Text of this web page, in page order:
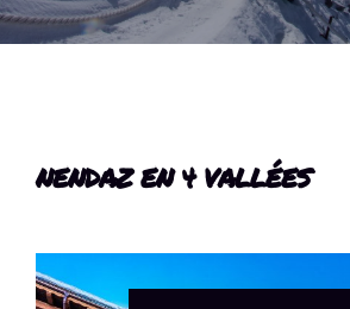
NENDAZ EN 4 VALLÉES